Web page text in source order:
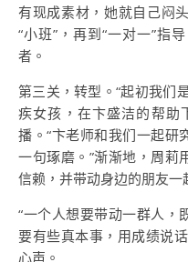
有现成素材，她就自己闷
“小班”，再到“一对一”指
者。
第三关，转型。“起初我们
疾女孩，在卞盛洁的帮助
播。“卞老师和我们一起研
一句琢磨。”渐渐地，周莉
信赖，并带动身边的朋友一
“一个人想要带动一群人，
要有些真本事，用成绩说
心声。